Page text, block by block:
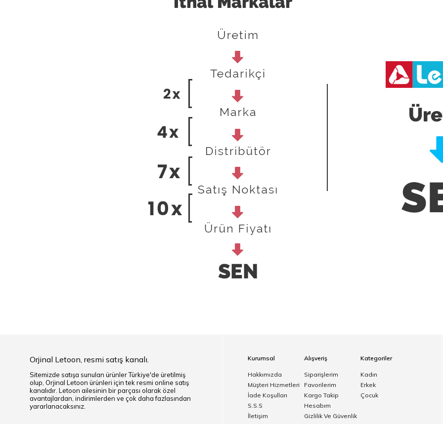
Orjinal Letoon, resmi satış kanalı.
Sitemizde satışa sunulan ürünler Türkiye'de üretilmiş
olup, Orjinal Letoon ürünleri için tek resmi online satış
kanalıdır. Letoon ailesinin bir parçası olarak özel
avantajlardan, indirimlerden ve çok daha fazlasından
yararlanacaksınız.
Kurumsal
Hakkımızda
Müşteri Hizmetleri
İade Koşulları
S.S.S
İletişim
Alışveriş
Siparişlerim
Favorilerim
Kargo Takip
Hesabım
Gizlilik Ve Güvenlik
Kategoriler
Kadın
Erkek
Çocuk